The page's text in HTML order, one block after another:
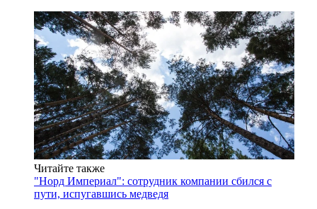
Читайте также
"Норд Империал": сотрудник компании сбился с
пути, испугавшись медведя